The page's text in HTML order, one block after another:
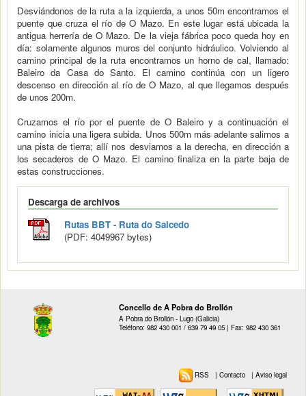
Desviándonos de la ruta a la izquierda, a unos 50m encontramos el
puente que cruza el río de O Mazo. En este lugar está ubicada la
antigua herrería de O Mazo. De la vieja fábrica poco queda hoy en
día: solamente algunos muros del conjunto hidráulico. Volviendo al
camino principal de la ruta encontramos un horno de cal, llamado:
Baleiro da Casa do Santo. El camino continúa con un ligero
descenso en dirección al río de O Mazo, al que llegamos después
de unos 200m.
Cruzamos el río por el puente de O Baleiro y a continuación el
camino inicia una ligera subida. Unos 500m más adelante salimos a
una pista de tierra; allí nos desviamos a la derecha, en dirección a
los secaderos de O Mazo. El camino finaliza en la parte baja de
estas construcciones.
Descarga de archivos
Rutas BBT - Ruta do Salcedo
(PDF: 4049967 bytes)
Concello de A Pobra do Brollón
A Pobra do Brollón - Lugo (Galicia)
Teléfono: 982 430 001 / 639 79 49 05 | Fax: 982 430 361
RSS |Contacto |Aviso legal